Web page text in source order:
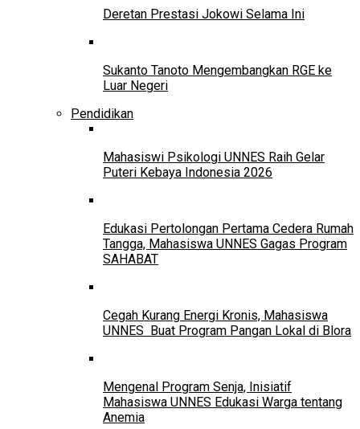
Deretan Prestasi Jokowi Selama Ini
Sukanto Tanoto Mengembangkan RGE ke
Luar Negeri
Pendidikan
Mahasiswi Psikologi UNNES Raih Gelar
Puteri Kebaya Indonesia 2026
Edukasi Pertolongan Pertama Cedera Rumah
Tangga, Mahasiswa UNNES Gagas Program
SAHABAT
Cegah Kurang Energi Kronis, Mahasiswa
UNNES Buat Program Pangan Lokal di Blora
Mengenal Program Senja, Inisiatif
Mahasiswa UNNES Edukasi Warga tentang
Anemia